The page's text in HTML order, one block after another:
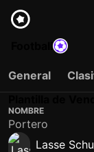
General
NOMBRE
Portero
Lasse